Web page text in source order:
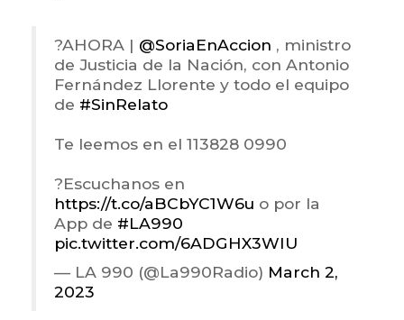
?️AHORA | @SoriaEnAccion , ministro
de Justicia de la Nación, con Antonio
Fernández Llorente y todo el equipo
de #SinRelato
Te leemos en el 113828 0990
?Escuchanos en
https://t.co/aBCbYC1W6u o por la
App de #LA990
pic.twitter.com/6ADGHX3WIU
— LA 990 (@La990Radio) March 2,
2023